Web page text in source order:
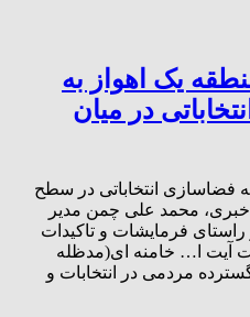
یک اهواز به
در میان
فضاسازی انتخاباتی در سطح
خبری، محمد علی چمن مدیر
فرمایشات و تاکیدات
آیت ا… خامنه ای(مدظله
مردمی در انتخابات و